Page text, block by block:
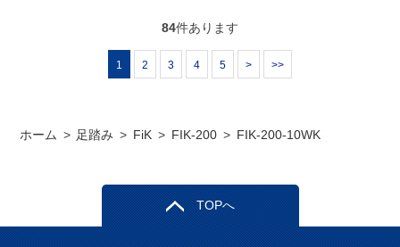
84件あります
1 2 3 4 5 > >>
ホーム > 足踏み > FiK > FIK-200 > FIK-200-10WK
TOPへ